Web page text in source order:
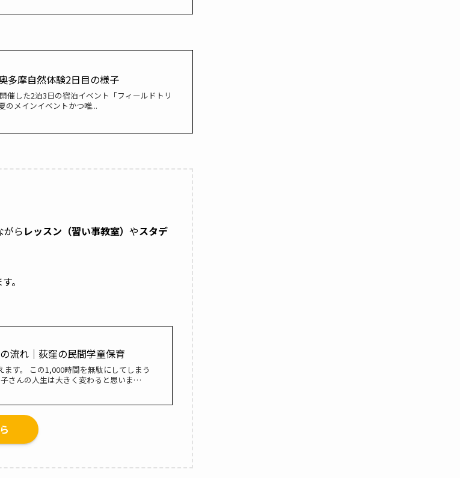
多摩自然体験2日目の様子
催した2泊3日の宿泊イベント「フィールドトリ
のメインイベントかつ唯...
がら レッスン（習い事教室） やスタデ
。
流れ│荻窪の民間学童保育
す。 この1,000時間を無駄にしてしまう
さんの人生は大きく変わると思いま…